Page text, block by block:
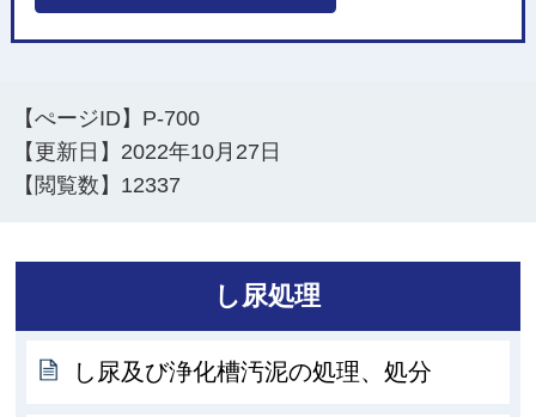
【ぺージID】 P-700
【更新日】 2022年10月27日
【閲覧数】 12337
し尿処理
し尿及び浄化槽汚泥の処理、処分